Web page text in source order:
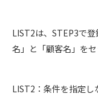
LIST2は、STEP3で
名」と「顧客名」を
LIST2：条件を指定し